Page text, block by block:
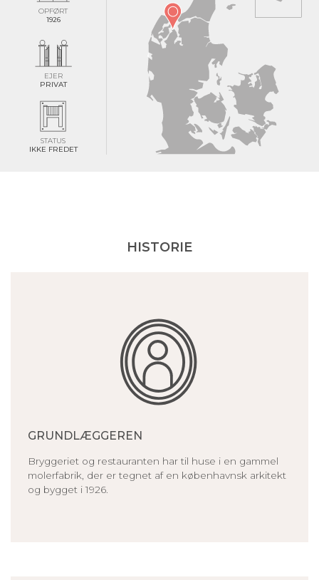
OPFØRT
1926
EJER
PRIVAT
STATUS
IKKE FREDET
HISTORIE
GRUNDLÆGGEREN
Bryggeriet og restauranten har til huse i en gammel
molerfabrik, der er tegnet af en københavnsk arkitekt
og bygget i 1926.